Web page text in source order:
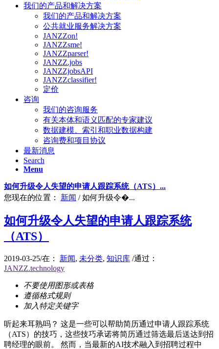
我们的产品和解决方案
我们的产品和解决方案
公共就业服务解决方案
JANZZon!
JANZZsme!
JANZZparser!
JANZZ.jobs
JANZZjobsAPI
JANZZclassifier!
定价
咨询
我们的咨询服务
有关本体和语义匹配的专家建议
数据建模、索引和职业数据构建
咨询费和项目协议
最新消息
Search
Menu
如何升级令人失望的申请人跟踪系统（ATS）...
您现在的位置：
新闻 / 如何升级令�...
如何升级令人失望的申请人跟踪系统
（ATS）
2019-03-25/在： 新闻, 未分类, 知识库 /通过：
JANZZ.technology
不要使用图形或表格
遵循格式规则
加入特定关键字
听起来耳熟吗？ 这是一些可以帮助简历通过申请人跟踪系统
（ATS）的技巧，这些技巧承诺将简历通过筛选最后送达到招
聘经理的眼前。 然而，当最新的AI技术融入到招聘过程中